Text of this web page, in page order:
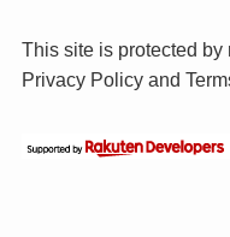
This site is protected
Privacy Policyand